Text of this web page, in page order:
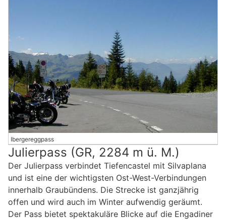
Ibergereggpass
Julierpass (GR, 2284 m ü. M.)
Der Julierpass verbindet Tiefencastel mit Silvaplana
und ist eine der wichtigsten Ost-West-Verbindungen
innerhalb Graubündens. Die Strecke ist ganzjährig
offen und wird auch im Winter aufwendig geräumt.
Der Pass bietet spektakuläre Blicke auf die Engadiner